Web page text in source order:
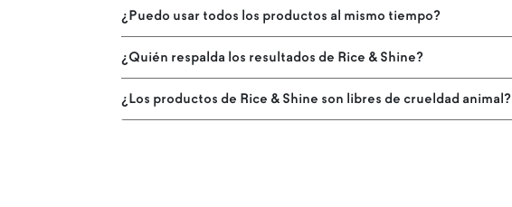
¿Puedo usar todos los productos al mismo tiempo?
¿Quién respalda los resultados de Rice & Shine?
¿Los productos de Rice & Shine son libres de crueldad animal?